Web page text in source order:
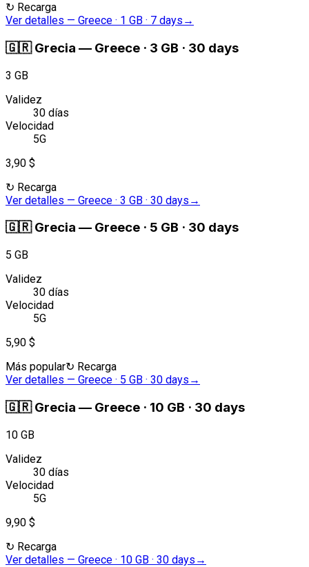
↻ Recarga
Ver detalles — Greece · 1 GB · 7 days →
🇬🇷 Grecia — Greece · 3 GB · 30 days
3 GB
Validez
30 días
Velocidad
5G
3,90 $
↻ Recarga
Ver detalles — Greece · 3 GB · 30 days →
🇬🇷 Grecia — Greece · 5 GB · 30 days
5 GB
Validez
30 días
Velocidad
5G
5,90 $
Más popular↻ Recarga
Ver detalles — Greece · 5 GB · 30 days →
🇬🇷 Grecia — Greece · 10 GB · 30 days
10 GB
Validez
30 días
Velocidad
5G
9,90 $
↻ Recarga
Ver detalles — Greece · 10 GB · 30 days →